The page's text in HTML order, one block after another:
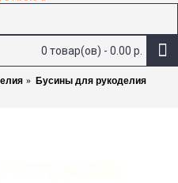
0 товар(ов) - 0.00 р.
Бусины для рукоделия